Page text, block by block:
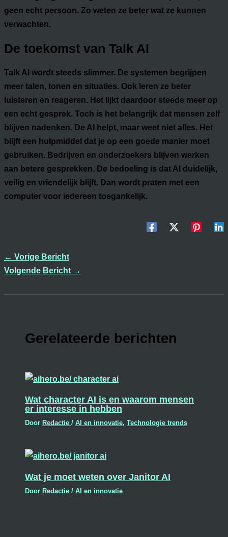
geen echt persoon. Zo weten ze beter wat ze kunnen
verwachten.
De toekomst van Talk AI
Talk AI wordt steeds slimmer. De systemen begrijpen
meer talen, tonen en situaties. Ook leren ze beter
luisteren en reageren. Het lijkt daardoor steeds meer op
een echt gesprek. Toch is het belangrijk dat mensen zelf
blijven nadenken. De AI helpt, maar weet niet alles. Het
blijft een hulpmiddel dat je op een goede manier moet
gebruiken. Bedrijven en onderzoekers blijven werken
aan betere gesprekken. De bedoeling is dat AI duidelijk,
veilig en vriendelijk blijft. Dan wordt praten met een
computer voor iedereen toegankelijk.
← Vorige Bericht
Volgende Bericht →
Gerelateerde berichten
Wat character AI is en waarom mensen
er interesse in hebben
Door Redactie/AI en innovatie,Technologie trends
Wat je moet weten over Janitor AI
DoorRedactie/AI en innovatie